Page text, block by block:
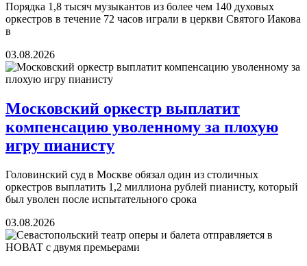
Порядка 1,8 тысяч музыкантов из более чем 140 духовых
оркестров в течение 72 часов играли в церкви Святого Иакова
в
03.08.2026
Московский оркестр выплатит
компенсацию уволенному за плохую
игру пианисту
Головинский суд в Москве обязал один из столичных
оркестров выплатить 1,2 миллиона рублей пианисту, который
был уволен после испытательного срока
03.08.2026